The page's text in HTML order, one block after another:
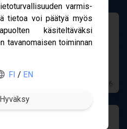
2 / 2026
numero 2 / 2026
19:53 3. Elo 2026
var­mis­
tie­toa voi pää­tyä myös
käsi­tel­tä­väksi
tavan­omai­sen toi­min­nan
FI / EN